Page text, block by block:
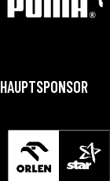
HAUPTSPONSOR